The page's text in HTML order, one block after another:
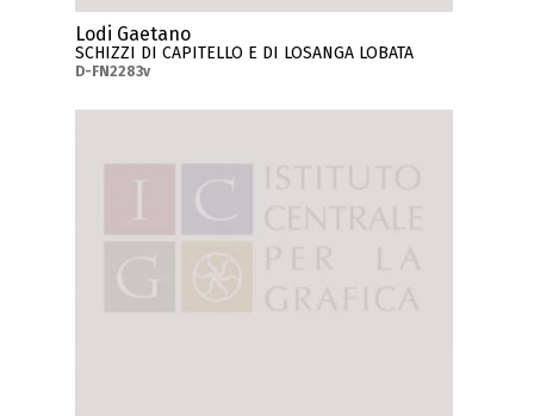
Lodi Gaetano
SCHIZZI DI CAPITELLO E DI LOSANGA LOBATA
D-FN2283v